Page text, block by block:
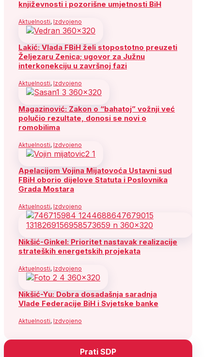
književnosti i pozorišne umjetnosti BiH
Aktuelnosti, Izdvojeno
Lakić: Vlada FBiH želi stopostotno preuzeti
Željezaru Zenica; ugovor za Južnu
interkonekciju u završnoj fazi
Aktuelnosti, Izdvojeno
Magazinović: Zakon o “bahatoj” vožnji već
polučio rezultate, donosi se novi o
romobilima
Aktuelnosti, Izdvojeno
Apelacijom Vojina Mijatovoća Ustavni sud
FBiH oborio dijelove Statuta i Poslovnika
Grada Mostara
Aktuelnosti, Izdvojeno
Nikšić-Ginkel: Prioritet nastavak realizacije
strateških energetskih projekata
Aktuelnosti, Izdvojeno
Nikšić-Yu: Dobra dosadašnja saradnja
Vlade Federacije BiH i Svjetske banke
Aktuelnosti, Izdvojeno
Prati SDP